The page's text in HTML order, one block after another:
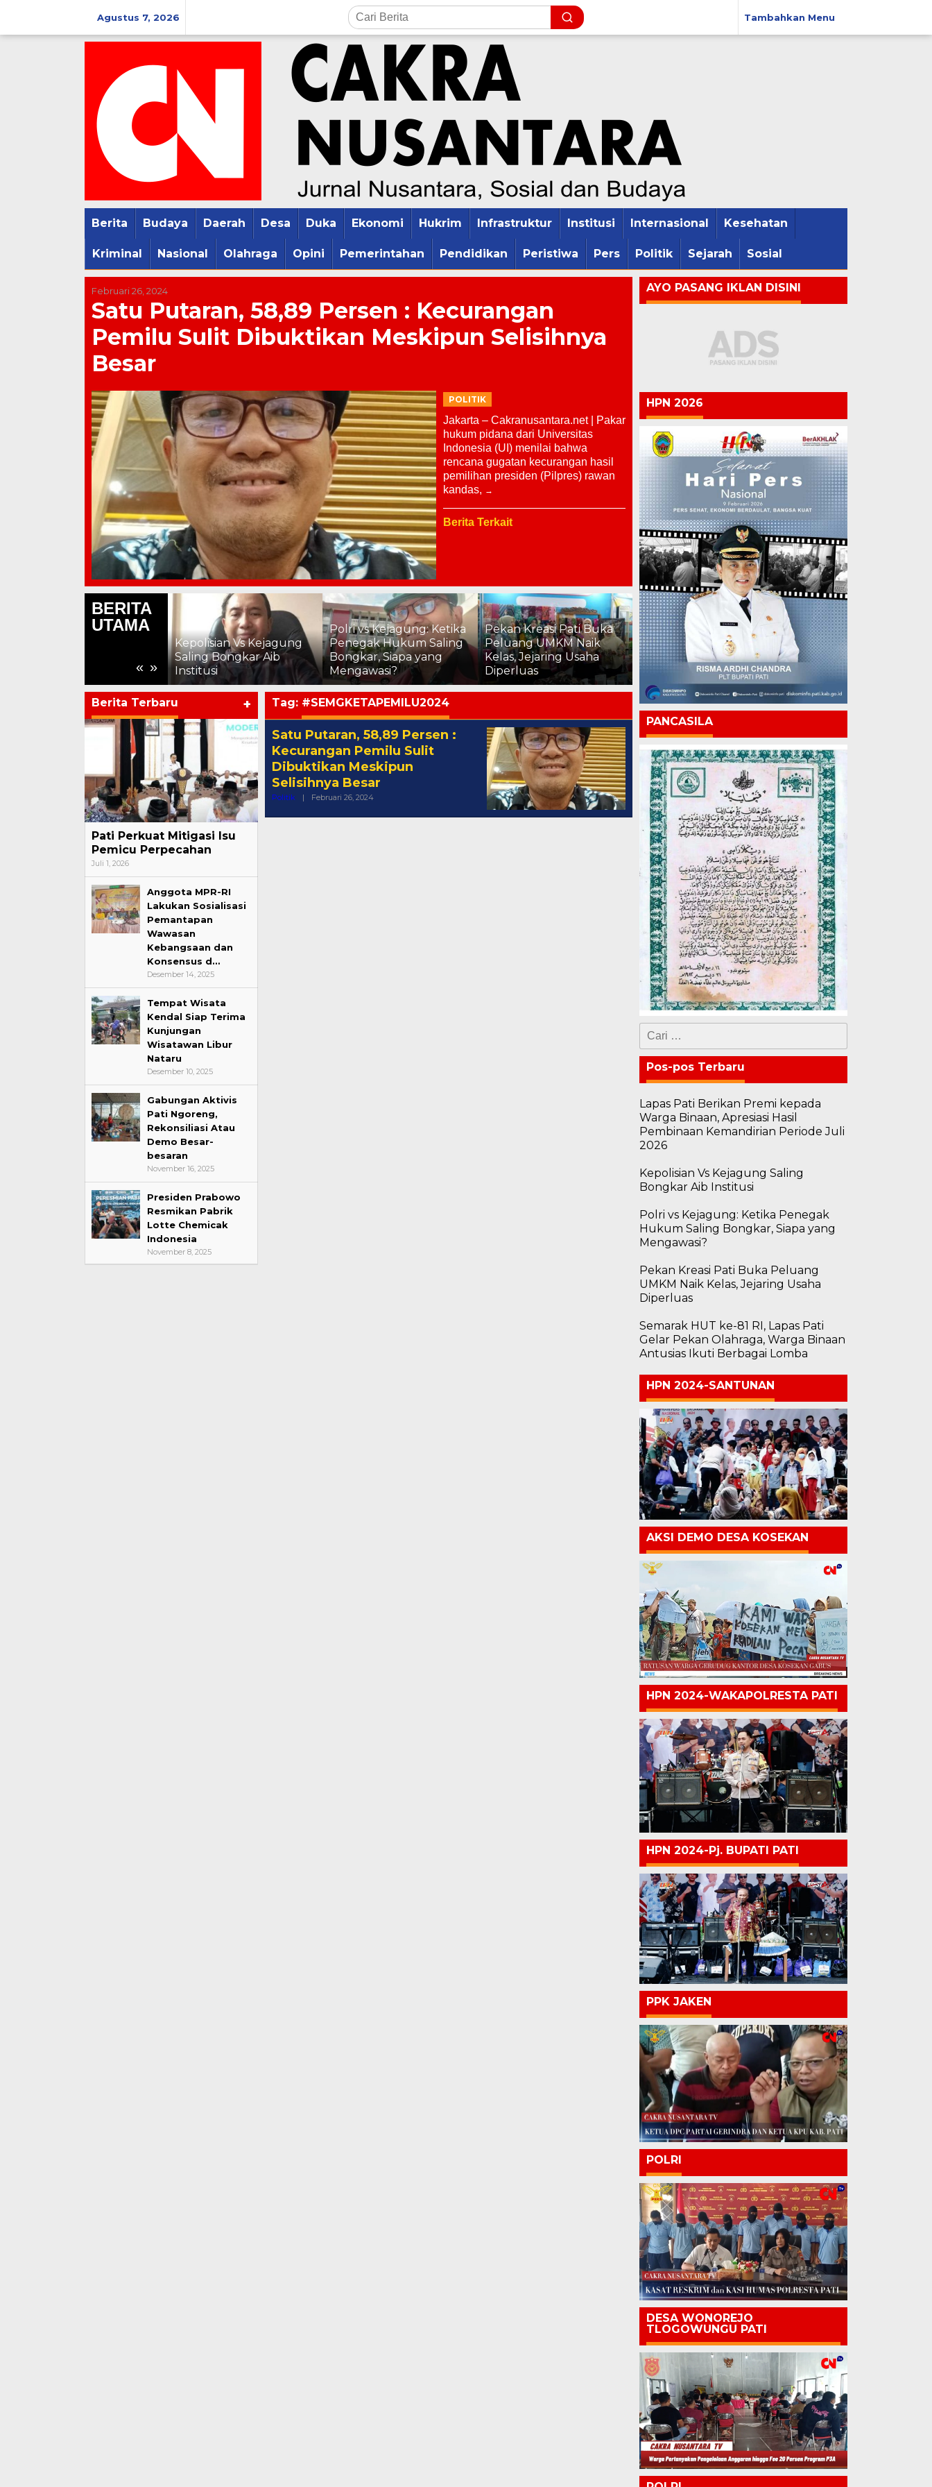
konten
Agustus 7, 2026 Tambahkan Menu
Berita Budaya Daerah Desa Duka Ekonomi Hukrim Infrastruktur Institusi Internasional Kesehatan
Kriminal Nasional Olahraga Opini Pemerintahan Pendidikan Peristiwa Pers Politik Sejarah Sosial
Februari 26, 2024
Satu Putaran, 58,89 Persen : Kecurangan
Pemilu Sulit Dibuktikan Meskipun Selisihnya
Besar
POLITIK
Jakarta – Cakranusantara.net | Pakar
hukum pidana dari Universitas
Indonesia (UI) menilai bahwa
rencana gugatan kecurangan hasil
pemilihan presiden (Pilpres) rawan
kandas,
Berita Terkait
BERITA
UTAMA
« »
Lapas Pati Berikan Premi
kepada Warga Binaan,
Kepolisian Vs Kejagung
Saling Bongkar Aib
Institusi
Polri vs Kejagung: Ketika
Penegak Hukum Saling
Bongkar, Siapa yang
Mengawasi?
Pekan Kreasi Pati Buka
Peluang UMKM Naik
Kelas, Jejaring Usaha
Diperluas
Semarak HUT ke-81 RI,
Lapas Pati Gelar Pekan
Olahraga, Warga Binaan
Antusias Ikuti Berbagai
Lomba
Lapas Pati Berikan Premi
kepada Warga Binaan,
Apresiasi Hasil
Pembinaan Kemandirian
Periode Juli 2026
Berita Terbaru +
Pati Perkuat Mitigasi Isu
Pemicu Perpecahan
Juli 1, 2026
Anggota MPR-RI
Lakukan Sosialisasi
Pemantapan
Wawasan
Kebangsaan dan
Konsensus d…
Desember 14, 2025
Tempat Wisata
Kendal Siap Terima
Kunjungan
Wisatawan Libur
Nataru
Desember 10, 2025
Gabungan Aktivis
Pati Ngoreng,
Rekonsiliasi Atau
Demo Besar-
besaran
November 16, 2025
Presiden Prabowo
Resmikan Pabrik
Lotte Chemicak
Indonesia
November 8, 2025
Tag: #SEMGKETAPEMILU2024
Satu Putaran, 58,89 Persen :
Kecurangan Pemilu Sulit
Dibuktikan Meskipun
Selisihnya Besar
Politik | Februari 26, 2024Oleh
AYO PASANG IKLAN DISINI
HPN 2026
PANCASILA
Cari
untuk:
Pos-pos Terbaru
Lapas Pati Berikan Premi kepada
Warga Binaan, Apresiasi Hasil
Pembinaan Kemandirian Periode Juli
2026
Kepolisian Vs Kejagung Saling
Bongkar Aib Institusi
Polri vs Kejagung: Ketika Penegak
Hukum Saling Bongkar, Siapa yang
Mengawasi?
Pekan Kreasi Pati Buka Peluang
UMKM Naik Kelas, Jejaring Usaha
Diperluas
Semarak HUT ke-81 RI, Lapas Pati
Gelar Pekan Olahraga, Warga Binaan
Antusias Ikuti Berbagai Lomba
HPN 2024-SANTUNAN
AKSI DEMO DESA KOSEKAN
HPN 2024-WAKAPOLRESTA PATI
HPN 2024-Pj. BUPATI PATI
PPK JAKEN
POLRI
DESA WONOREJO
TLOGOWUNGU PATI